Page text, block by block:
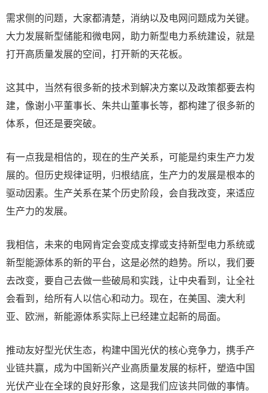
需求侧的问题，大家都清楚，消纳以及电网问题成为关键。
大力发展新型储能和微电网，助力新型电力系统建设，就是
打开高质量发展的空间，打开新的天花板。
这其中，当然有很多新的技术到解决方案以及政策都要去构
建，像谢小平董事长、朱共山董事长等，都构建了很多新的
体系，但还是要突破。
有一点我是相信的，现在的生产关系，可能是约束生产力发
展的。但历史规律证明，归根结底，生产力的发展是根本的
驱动因素。生产关系在某个历史阶段，会自我改变，来适应
生产力的发展。
我相信，未来的电网肯定会变成支撑或支持新型电力系统或
新型能源体系的新的平台，这是必然的趋势。所以，我们要
去改变，要自己去做一些破局和实践，让中央看到，让全社
会看到，给所有人以信心和动力。现在，在美国、澳大利
亚、欧洲，新能源体系实际上已经建立起新的局面。
推动友好型光伏生态，构建中国光伏的核心竞争力，携手产
业链共赢，成为中国新兴产业高质量发展的标杆，塑造中国
光伏产业在全球的良好形象，这是我们应该共同做的事情。